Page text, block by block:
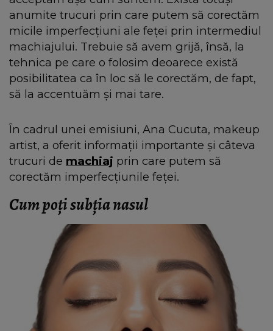
anumite trucuri prin care putem să corectăm
micile imperfecțiuni ale feței prin intermediul
machiajului. Trebuie să avem grijă, însă, la
tehnica pe care o folosim deoarece există
posibilitatea ca în loc să le corectăm, de fapt,
să la accentuăm și mai tare.
În cadrul unei emisiuni, Ana Cucuta, makeup
artist, a oferit informații importante și câteva
trucuri de machiaj prin care putem să
corectăm imperfecțiunile feței.
Cum poți subția nasul